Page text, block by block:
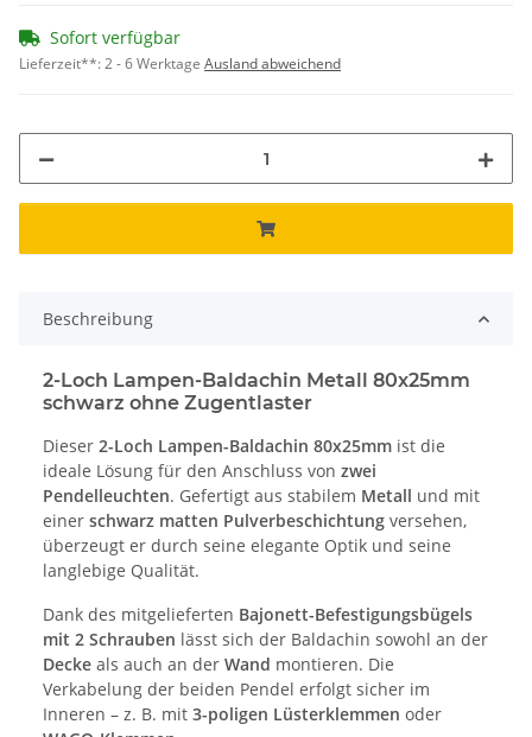
Sofort verfügbar
Lieferzeit**:2 - 6 Werktage Ausland abweichend
Beschreibung
2-Loch Lampen-Baldachin Metall 80x25mm
schwarz ohne Zugentlaster
Dieser 2-Loch Lampen-Baldachin 80x25mm ist die
ideale Lösung für den Anschluss von zwei
Pendelleuchten. Gefertigt aus stabilem Metall und mit
einer schwarz matten Pulverbeschichtung versehen,
überzeugt er durch seine elegante Optik und seine
langlebige Qualität.
Dank des mitgelieferten Bajonett-Befestigungsbügels
mit 2 Schrauben lässt sich der Baldachin sowohl an der
Decke als auch an der Wand montieren. Die
Verkabelung der beiden Pendel erfolgt sicher im
Inneren – z. B. mit 3-poligen Lüsterklemmen oder